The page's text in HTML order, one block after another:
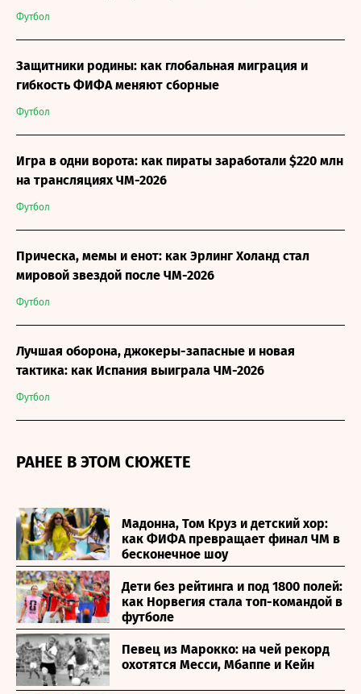
Футбол
Футбол
Защитники родины: как глобальная миграция и
гибкость ФИФА меняют сборные
Футбол
Игра в одни ворота: как пираты заработали $220 млн
на трансляциях ЧМ-2026
Футбол
Прическа, мемы и енот: как Эрлинг Холанд стал
мировой звездой после ЧМ-2026
Футбол
Лучшая оборона, джокеры-запасные и новая
тактика: как Испания выиграла ЧМ-2026
РАНЕЕ В ЭТОМ СЮЖЕТЕ
Мадонна, Том Круз и детский хор:
как ФИФА превращает финал ЧМ в
бесконечное шоу
Дети без рейтинга и под 1800 полей:
как Норвегия стала топ-командой в
футболе
Певец из Марокко: на чей рекорд
охотятся Месси, Мбаппе и Кейн